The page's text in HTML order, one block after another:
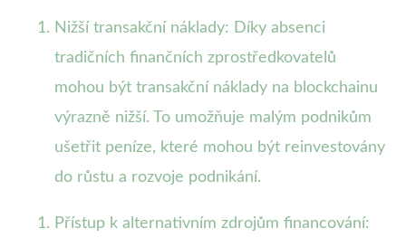
Nižší transakční náklady: Díky absenci
tradičních finančních zprostředkovatelů
mohou být transakční náklady na blockchainu
výrazně nižší. To umožňuje malým podnikům
ušetřit peníze, které mohou být reinvestovány
do růstu a rozvoje podnikání.
Přístup k alternativním zdrojům financování: